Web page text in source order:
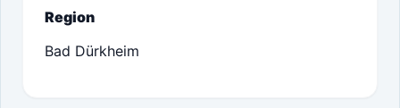
Region
Bad Dürkheim